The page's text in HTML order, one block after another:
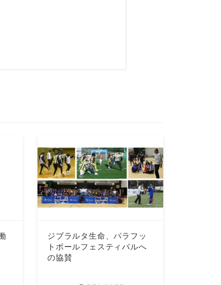
ジブラルタ生命、パラフッ
トボールフェスティバルへ
の協賛